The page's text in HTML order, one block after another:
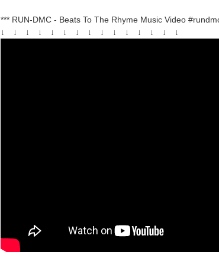
*** RUN-DMC - Beats To The Rhyme Music Video
↓ ↓ ↓ ↓ ↓ ↓ ↓ ↓ ↓ ↓ ↓ ↓ ↓ ↓ ↓